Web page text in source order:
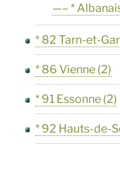
—– *
* 82 Tarn-et-
* 86 Vienne (2)
* 91 Essonne (2)
* 92 Hauts-de-